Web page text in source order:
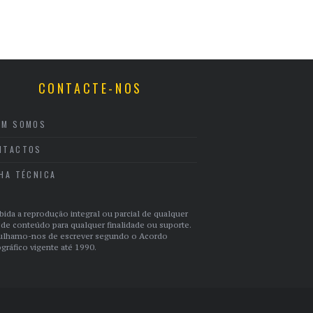
CONTACTE-NOS
SOMOS
TÉCNICA
a reprodução integral ou parcial de qualquer
conteúdo para qualquer finalidade ou suporte.
nos de escrever segundo o Acordo
vigente até 1990.